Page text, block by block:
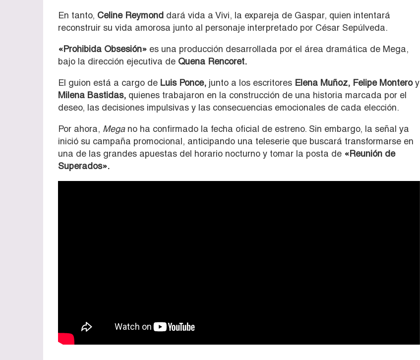
En tanto, Celine Reymond dará vida a Vivi, la expareja de Gaspar, quien intentará
reconstruir su vida amorosa junto al personaje interpretado por César Sepúlveda.
«Prohibida Obsesión» es una producción desarrollada por el área dramática de Mega,
bajo la dirección ejecutiva de Quena Rencoret.
El guion está a cargo de Luis Ponce, junto a los escritores Elena Muñoz, Felipe Monteroy
Milena Bastidas, quienes trabajaron en la construcción de una historia marcada por el
deseo, las decisiones impulsivas y las consecuencias emocionales de cada elección.
Por ahora, Megano ha confirmado la fecha oficial de estreno. Sin embargo, la señal ya
inició su campaña promocional, anticipando una teleserie que buscará transformarse en
una de las grandes apuestas del horario nocturno y tomar la posta de «Reunión de
Superados».